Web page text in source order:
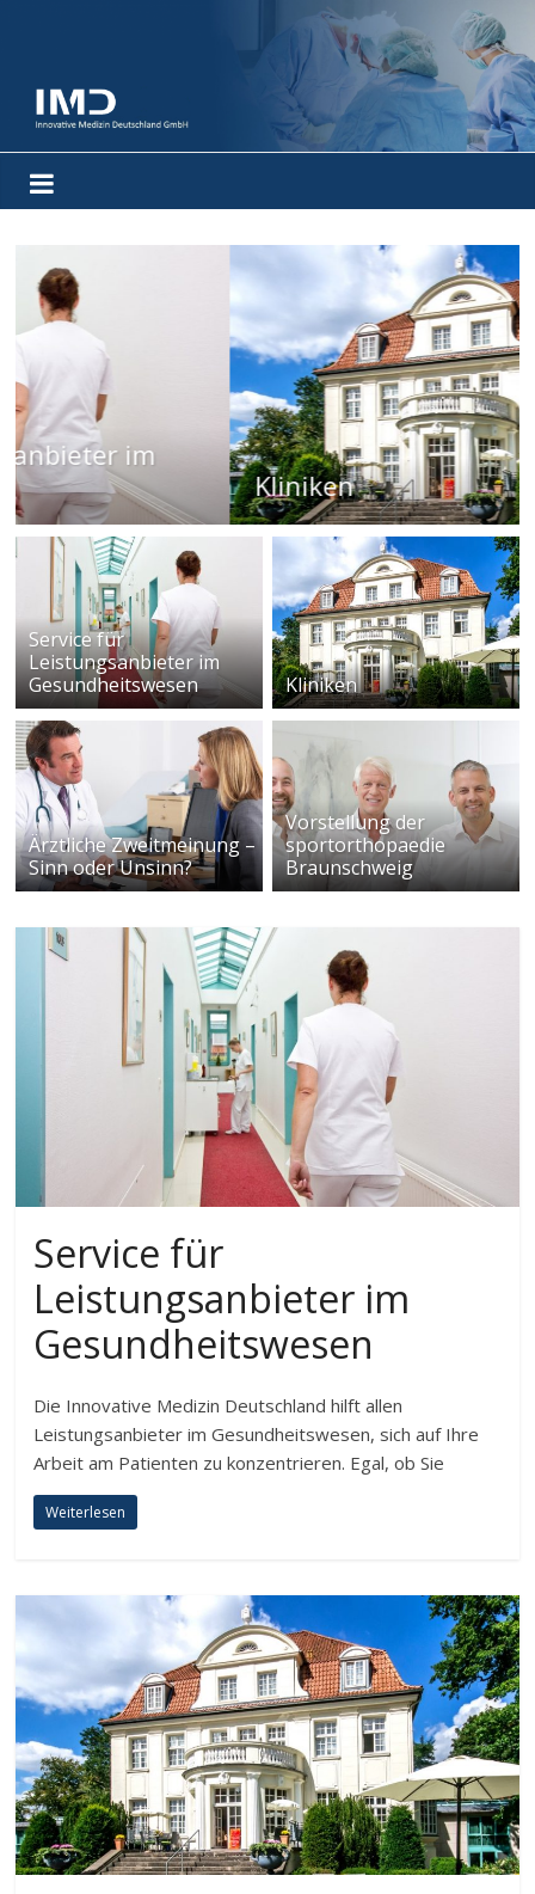
Kliniken
Service für
Leistungsanbieter im
Gesundheitswesen
Kliniken
Ärztliche Zweitmeinung –
Sinn oder Unsinn?
Vorstellung der
sportorthopaedie
Braunschweig
Service für
Leistungsanbieter im
Gesundheitswesen
Die Innovative Medizin Deutschland hilft allen
Leistungsanbieter im Gesundheitswesen, sich auf Ihre
Arbeit am Patienten zu konzentrieren. Egal, ob Sie
Weiterlesen